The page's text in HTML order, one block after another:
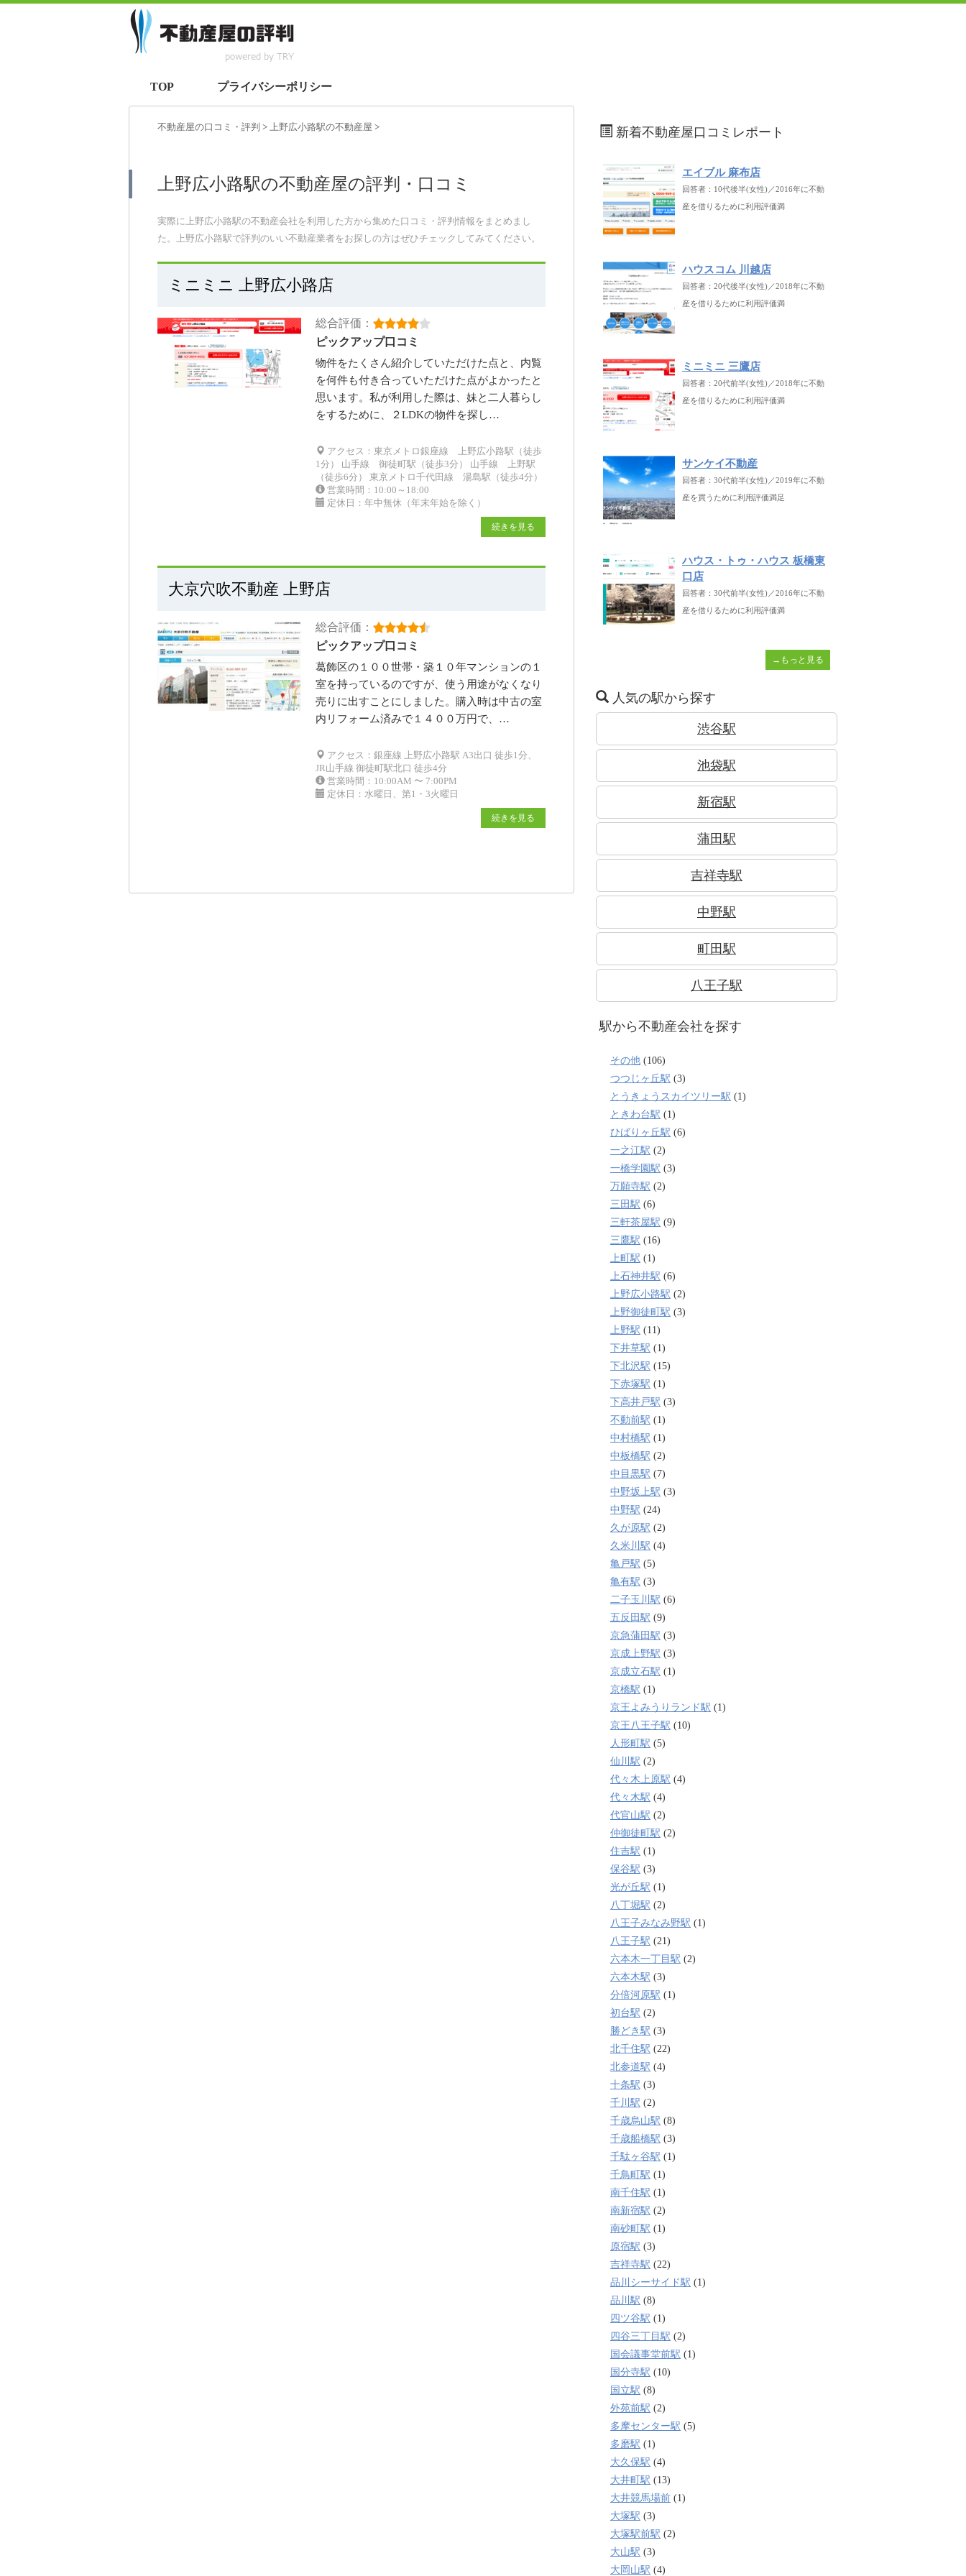
TOP プライバシーポリシー
不動産屋の口コミ・評判 > 上野広小路駅の不動産屋 >
上野広小路駅の不動産屋の評判・口コミ
実際に上野広小路駅の不動産会社を利用した方から集めた口コミ・評判情報をまとめまし
た。上野広小路駅で評判のいい不動産業者をお探しの方はぜひチェックしてみてください。
ミニミニ 上野広小路店
総合評価：
ピックアップ口コミ
物件をたくさん紹介していただけた点と、内覧
を何件も付き合っていただけた点がよかったと
思います。私が利用した際は、妹と二人暮らし
をするために、２LDKの物件を探し…
アクセス：東京メトロ銀座線 上野広小路駅（徒歩
1分） 山手線 御徒町駅（徒歩3分） 山手線 上野駅
（徒歩6分） 東京メトロ千代田線 湯島駅（徒歩4分）
営業時間：10:00～18:00
定休日：年中無休（年末年始を除く）
続きを見る
大京穴吹不動産 上野店
総合評価：
ピックアップ口コミ
葛飾区の１００世帯・築１０年マンションの１
室を持っているのですが、使う用途がなくなり
売りに出すことにしました。購入時は中古の室
内リフォーム済みで１４００万円で、…
アクセス：銀座線 上野広小路駅 A3出口 徒歩1分、
JR山手線 御徒町駅北口 徒歩4分
営業時間：10:00AM 〜 7:00PM
定休日：水曜日、第1・3火曜日
続きを見る
新着不動産屋口コミレポート
エイブル 麻布店
回答者：10代後半(女性)／2016年に不動
産を借りるために利用評価満
ハウスコム 川越店
回答者：20代後半(女性)／2018年に不動
産を借りるために利用評価満
ミニミニ 三鷹店
回答者：20代前半(女性)／2018年に不動
産を借りるために利用評価満
サンケイ不動産
回答者：30代前半(女性)／2019年に不動
産を買うために利用評価満足
ハウス・トゥ・ハウス 板橋東
口店
回答者：30代前半(女性)／2016年に不動
産を借りるために利用評価満
→もっと見る
人気の駅から探す
渋谷駅
池袋駅
新宿駅
蒲田駅
吉祥寺駅
中野駅
町田駅
八王子駅
駅から不動産会社を探す
その他 (106)
つつじヶ丘駅 (3)
とうきょうスカイツリー駅 (1)
ときわ台駅 (1)
ひばりヶ丘駅 (6)
一之江駅 (2)
一橋学園駅 (3)
万願寺駅 (2)
三田駅 (6)
三軒茶屋駅 (9)
三鷹駅 (16)
上町駅 (1)
上石神井駅 (6)
上野広小路駅 (2)
上野御徒町駅 (3)
上野駅 (11)
下井草駅 (1)
下北沢駅 (15)
下赤塚駅 (1)
下高井戸駅 (3)
不動前駅 (1)
中村橋駅 (1)
中板橋駅 (2)
中目黒駅 (7)
中野坂上駅 (3)
中野駅 (24)
久が原駅 (2)
久米川駅 (4)
亀戸駅 (5)
亀有駅 (3)
二子玉川駅 (6)
五反田駅 (9)
京急蒲田駅 (3)
京成上野駅 (3)
京成立石駅 (1)
京橋駅 (1)
京王よみうりランド駅 (1)
京王八王子駅 (10)
人形町駅 (5)
仙川駅 (2)
代々木上原駅 (4)
代々木駅 (4)
代官山駅 (2)
仲御徒町駅 (2)
住吉駅 (1)
保谷駅 (3)
光が丘駅 (1)
八丁堀駅 (2)
八王子みなみ野駅 (1)
八王子駅 (21)
六本木一丁目駅 (2)
六本木駅 (3)
分倍河原駅 (1)
初台駅 (2)
勝どき駅 (3)
北千住駅 (22)
北参道駅 (4)
十条駅 (3)
千川駅 (2)
千歳烏山駅 (8)
千歳船橋駅 (3)
千駄ヶ谷駅 (1)
千鳥町駅 (1)
南千住駅 (1)
南新宿駅 (2)
南砂町駅 (1)
原宿駅 (3)
吉祥寺駅 (22)
品川シーサイド駅 (1)
品川駅 (8)
四ツ谷駅 (1)
四谷三丁目駅 (2)
国会議事堂前駅 (1)
国分寺駅 (10)
国立駅 (8)
外苑前駅 (2)
多摩センター駅 (5)
多磨駅 (1)
大久保駅 (4)
大井町駅 (13)
大井競馬場前 (1)
大塚駅 (3)
大塚駅前駅 (2)
大山駅 (3)
大岡山駅 (4)